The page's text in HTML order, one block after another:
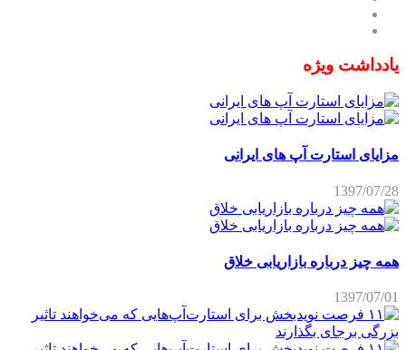
یادداشت ویژه
مزایای استارت آپ های ایرانی
1397/07/28
همه چیز درباره بازاریابی خلاق
1397/07/01